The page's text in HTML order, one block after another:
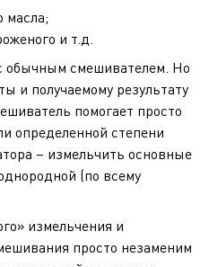
масла;
и т.д.
обычным смешивателем. Но
и получаемому результату
помогает просто
определенной степени
– измельчить основные
(по всему
измельчения и
просто незаменим